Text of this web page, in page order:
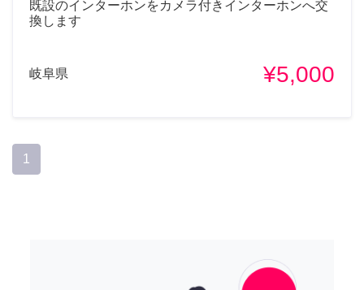
既設のインターホンをカメラ付きインターホンへ交
換します
岐阜県 ¥5,000
1